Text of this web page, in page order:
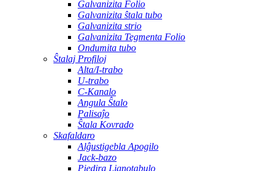
Galvanizita Folio
Galvanizita ŝtala tubo
Galvanizita strio
Galvanizita Tegmenta Folio
Ondumita tubo
Ŝtalaj Profiloj
Alta/I-trabo
U-trabo
C-Kanalo
Angula Ŝtalo
Palisaĵo
Ŝtala Kovrado
Skafaldaro
Alĝustigebla Apogilo
Jack-bazo
Piedira Lignotabulo